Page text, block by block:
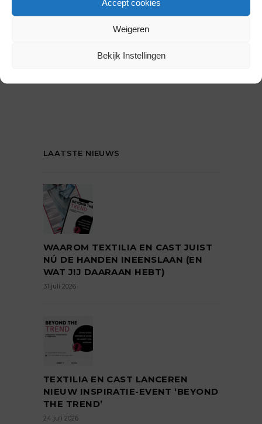
Accept cookies
Weigeren
Bekijk Instellingen
LAATSTE NIEUWS
WAAROM TEXTILIA EN CAST JUIST
NÚ DE HANDEN INEENSLAAN (EN
WAT JIJ DAARAAN HEBT)
31 juli 2026
TEXTILIA EN CAST LANCEREN
NIEUW INSPIRATIE-EVENT ‘BEYOND
THE TREND’
24 juli 2026